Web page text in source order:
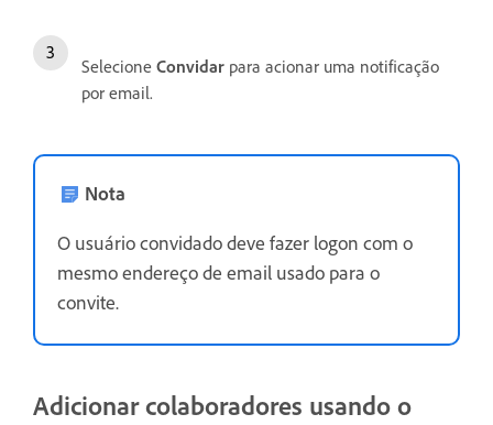
Selecione Convidar para acionar uma notificação
por email.
Nota
O usuário convidado deve fazer logon com o
mesmo endereço de email usado para o
convite.
Adicionar colaboradores usando o